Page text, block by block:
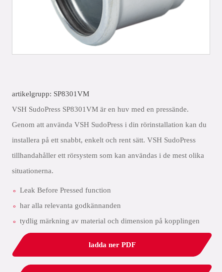
artikelgrupp: SP8301VM
VSH SudoPress SP8301VM är en huv med en pressände.
Genom att använda VSH SudoPress i din rörinstallation kan du
installera på ett snabbt, enkelt och rent sätt. VSH SudoPress
tillhandahåller ett rörsystem som kan användas i de mest olika
situationerna.
Leak Before Pressed function
har alla relevanta godkännanden
tydlig märkning av material och dimension på kopplingen
ladda ner PDF